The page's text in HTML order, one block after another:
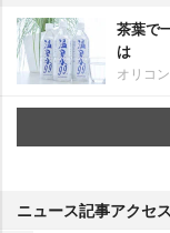
茶葉で
は
オリコ
ニュース記事アクセ